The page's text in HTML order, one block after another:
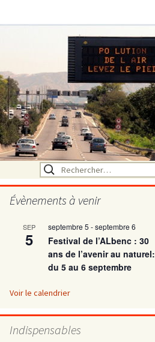
cuisson
Rechercher :
Évènements à venir
SEP
5
septembre 5 -septembre 6
Festival de l’ALbenc : 30
ans de l’avenir au naturel:
du 5 au 6 septembre
Voir le calendrier
Indispensables